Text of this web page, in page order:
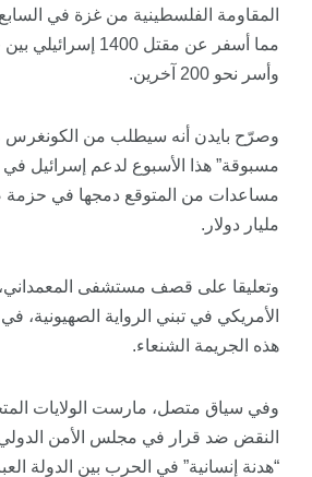
المقاومة الفلسطينية من غزة في
مما أسفر عن مقتل
وأسر نحو 200 آخرين.
وصرّح بايدن أنه سيطلب من الكونغرس
مسبوقة” هذا الأسبوع لدعم إسرائيل
مساعدات من المتوقع دمجها في حزمة
مليار دولار.
وتعليقا على قصف مستشفى المعمداني،
الأمريكي في تبني الرواية الصهيونية،
هذه الجريمة الشنعاء.
وفي سياق متصل، مارست الولايات
النقض ضد قرار في مجلس الأمن
“هدنة إنسانية” في الحرب بين الدولة